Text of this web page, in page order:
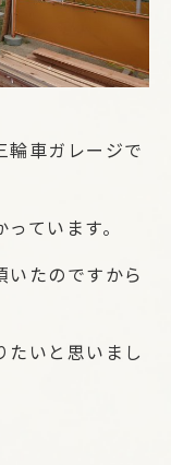
輪車ガレージで
ています。
いたのですから
たいと思いまし